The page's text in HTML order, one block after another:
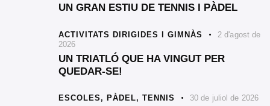
UN GRAN ESTIU DE TENNIS I PÀDEL
ACTIVITATS DIRIGIDES I GIMNÀS
2 d'agost de
2026
UN TRIATLÓ QUE HA VINGUT PER
QUEDAR-SE!
ESCOLES, PÀDEL, TENNIS 30 de juliol de 2026